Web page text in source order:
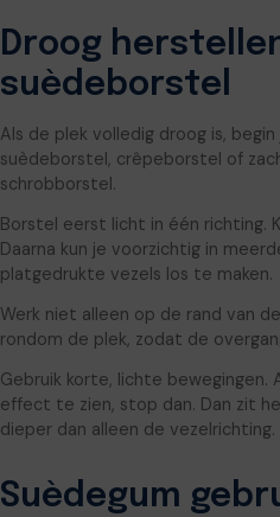
Droog
suèdeborstel
Als de plek volledig droog is,
suèdeborstel, crêpeborstel of
schrobborstel.
Borstel eerst licht in één richting.
Daarna kun je voorzichtig in
platgedrukte vezels los te maken.
Werk niet alleen op de rand van
rondom de plek, zodat de
Gebruik korte, lichte bewegingen.
effect te zien, stop dan. Dan zit
dieper dan alleen de vezelrichting.
Suèdegum